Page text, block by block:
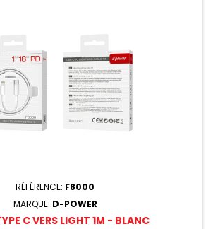
RÉFÉRENCE: F8000
MARQUE: D-POWER
C VERS LIGHT 1M - BLANC